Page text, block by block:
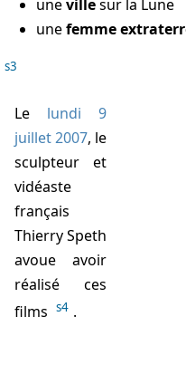
unevillesur la Lune
unefemme
s3
Le lundi 9
juillet 2007, le
sculpteur et
vidéaste
français
Thierry Speth
avoue avoir
réalisé ces
films s4 .